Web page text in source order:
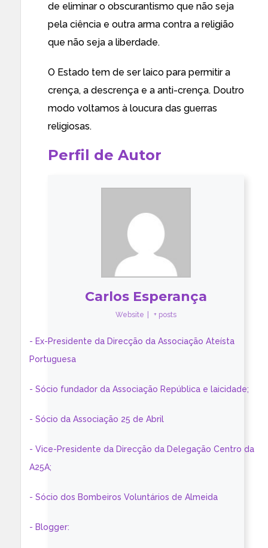
de eliminar o obscurantismo que não seja
pela ciência e outra arma contra a religião
que não seja a liberdade.
O Estado tem de ser laico para permitir a
crença, a descrença e a anti-crença. Doutro
modo voltamos à loucura das guerras
religiosas.
Perfil de Autor
Carlos Esperança
Website + posts
- Ex-Presidente da Direcção da Associação Ateísta
Portuguesa
- Sócio fundador da Associação República e laicidade;
- Sócio da Associação 25 de Abril
- Vice-Presidente da Direcção da Delegação Centro da
A25A;
- Sócio dos Bombeiros Voluntários de Almeida
- Blogger: